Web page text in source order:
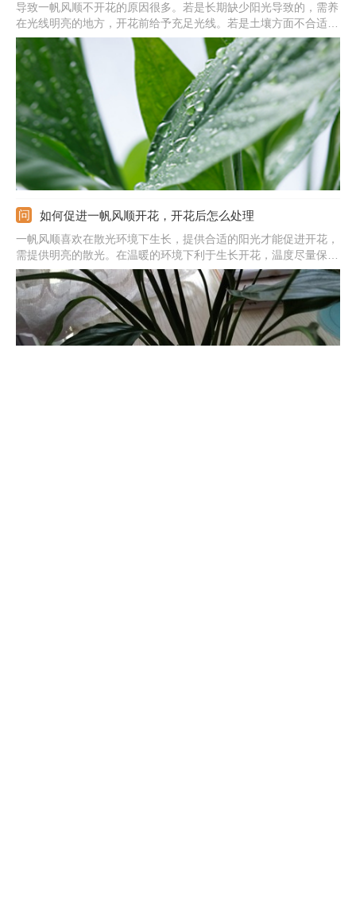
导致一帆风顺不开花的原因很多。若是长期缺少阳光导致的，需养
在光线明亮的地方，开花前给予充足光线。若是土壤方面不合适导
致的，养殖1-2年就更换一次盆土，提供疏松、排水好、富含营养
的砂质壤土。若是长期不施肥导致的，需在开花期增施磷钾肥。若
是温度偏低导致的，可将温度维持在20度左右适合开花。
如何促进一帆风顺开花，开花后怎么处理
一帆风顺喜欢在散光环境下生长，提供合适的阳光才能促进开花，
需提供明亮的散光。在温暖的环境下利于生长开花，温度尽量保持
在20-25度左右。在开花之前要提供足够的肥料，但注意不能使用
生肥或浓肥。除了养护方法上的调整，还可以诱导催花开放，喷一
点稀释后的赤霉酸。